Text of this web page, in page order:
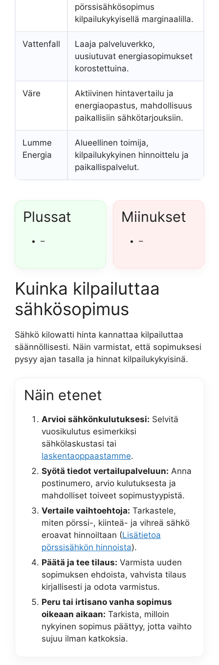
pörssisähkösopimus
kilpailukykyisellä marginaalilla.
Vattenfall
Laaja palveluverkko,
uusiutuvat energiasopimukset
korostettuina.
Väre
Aktiivinen hintavertailu ja
energiaopastus, mahdollisuus
paikallisiin sähkötarjouksiin.
Lumme
Energia
Alueellinen toimija,
kilpailukykyinen hinnoittelu ja
paikallispalvelut.
Plussat
–
Miinukset
–
Kuinka kilpailuttaa
sähkösopimus
Sähkö kilowatti hinta kannattaa kilpailuttaa
säännöllisesti. Näin varmistat, että sopimuksesi
pysyy ajan tasalla ja hinnat kilpailukykyisinä.
Näin etenet
Arvioi sähkönkulutuksesi: Selvitä
vuosikulutus esimerkiksi
sähkölaskustasi tai
laskentaoppaastamme.
Syötä tiedot vertailupalveluun: Anna
postinumero, arvio kulutuksesta ja
mahdolliset toiveet sopimustyypistä.
Vertaile vaihtoehtoja: Tarkastele,
miten pörssi-, kiinteä- ja vihreä sähkö
eroavat hinnoiltaan (Lisätietoa
pörssisähkön hinnoista).
Päätä ja tee tilaus: Varmista uuden
sopimuksen ehdoista, vahvista tilaus
kirjallisesti ja odota varmistus.
Peru tai irtisano vanha sopimus
oikeaan aikaan: Tarkista, milloin
nykyinen sopimus päättyy, jotta vaihto
sujuu ilman katkoksia.